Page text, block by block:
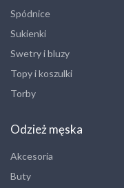
Spódnice
Sukienki
Swetry i bluzy
Topy i koszulki
Torby
Odzież męska
Akcesoria
Buty